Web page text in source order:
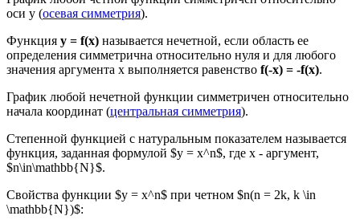
оси у (осевая симметрия).
Функция y = f(x) называется нечетной, если область ее
определения симметрична относительно нуля и для любого
значения аргумента х выполняется равенство f(-x) = -f(x).
График любой нечетной функции симметричен относительно
начала координат (центральная симметрия).
Степенной функцией с натуральным показателем называется
функция, заданная формулой $у = х^n$, где x - аргумент,
$n\in\mathbb{N}$.
Свойства функции $у = х^n$ при четном $n(n = 2k, k \in
\mathbb{N})$: